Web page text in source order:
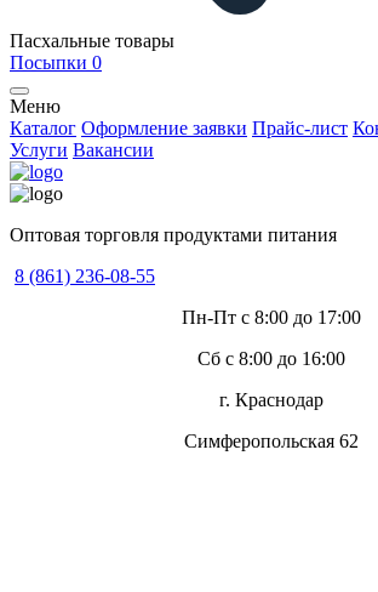
Пасхальные товары
Посыпки 0
Меню
Каталог Оформление заявки Прайс-лист
Услуги Вакансии
Оптовая торговля продуктами питания
8 (861) 236-08-55
Пн-Пт с 8:00 до 17:00
Сб с 8:00 до 16:00
г. Краснодар
Симферопольская 62